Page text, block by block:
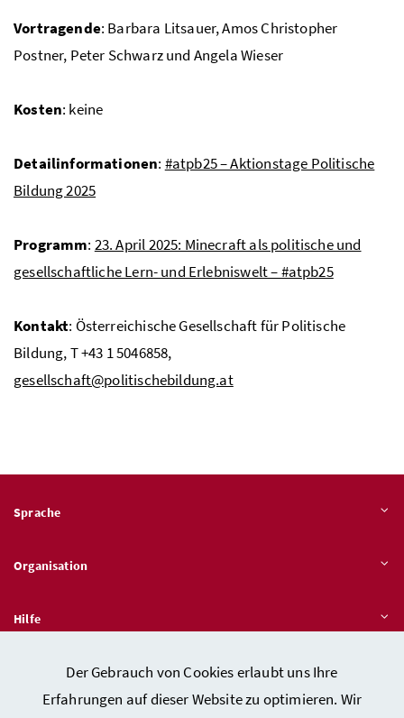
Der Gebrauch von Cookies erlaubt uns Ihre
Erfahrungen auf dieser Website zu optimieren. Wir
Vortragende: Barbara Litsauer, Amos Christopher
Postner, Peter Schwarz und Angela Wieser
Kosten: keine
Detailinformationen: #atpb25 – Aktionstage Politische
Bildung 2025
Programm: 23. April 2025: Minecraft als politische und
gesellschaftliche Lern- und Erlebniswelt – #atpb25
Kontakt: Österreichische Gesellschaft für Politische
Bildung,T+43 1 5046858,
gesellschaft@politischebildung.at
Sprache
Organisation
Hilfe
Quicklinks